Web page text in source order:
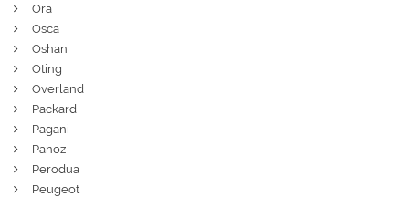
Ora
Osca
Oshan
Oting
Overland
Packard
Pagani
Panoz
Perodua
Peugeot